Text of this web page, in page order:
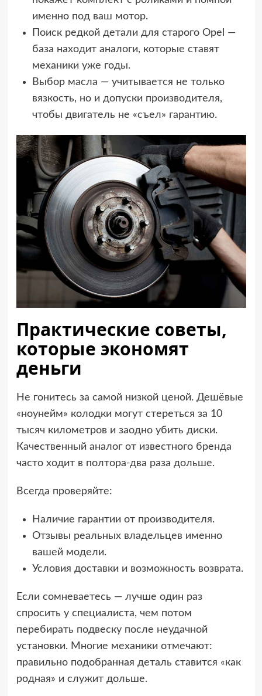
именно под ваш мотор.
Поиск редкой детали для старого Opel —
база находит аналоги, которые ставят
механики уже годы.
Выбор масла — учитывается не только
вязкость, но и допуски производителя,
чтобы двигатель не «съел» гарантию.
Практические советы,
которые экономят
деньги
Не гонитесь за самой низкой ценой. Дешёвые
«ноунейм» колодки могут стереться за 10
тысяч километров и заодно убить диски.
Качественный аналог от известного бренда
часто ходит в полтора-два раза дольше.
Всегда проверяйте:
Наличие гарантии от производителя.
Отзывы реальных владельцев именно
вашей модели.
Условия доставки и возможность возврата.
Если сомневаетесь — лучше один раз
спросить у специалиста, чем потом
перебирать подвеску после неудачной
установки. Многие механики отмечают:
правильно подобранная деталь ставится «как
родная» и служит дольше.